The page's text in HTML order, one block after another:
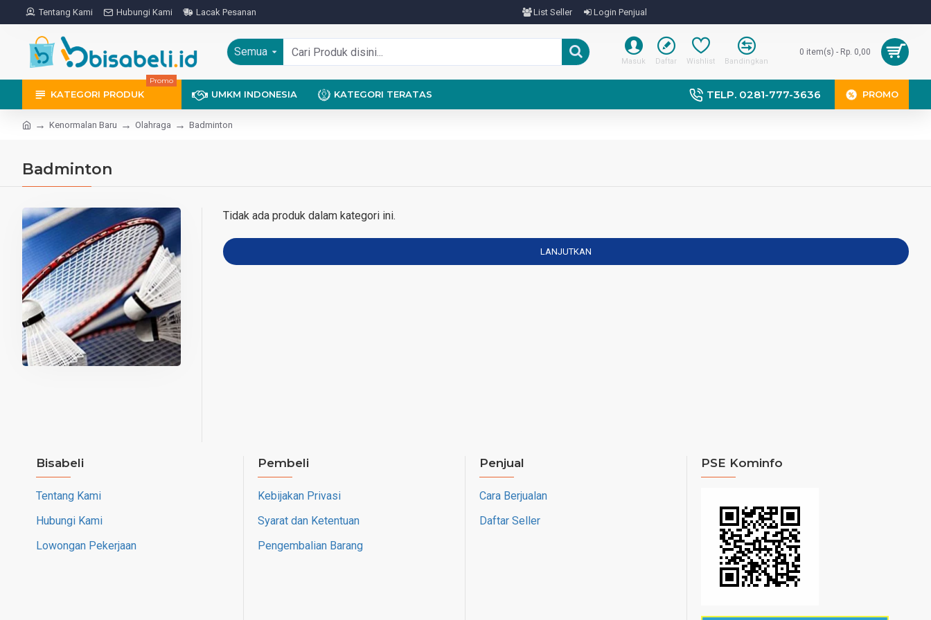
Tentang Kami Hubungi Kami Lacak Pesanan List Seller Login Penjual
Semua
Masuk Daftar Wishlist Bandingkan
0 item(s) - Rp. 0,00
KATEGORI PRODUK
Promo
UMKM INDONESIA KATEGORI TERATAS TELP. 0281-777-3636 PROMO
Kenormalan Baru Olahraga Badminton
Badminton
Tidak ada produk dalam kategori ini.
LANJUTKAN
Bisabeli
Tentang Kami
Hubungi Kami
Lowongan Pekerjaan
Pembeli
Kebijakan Privasi
Syarat dan Ketentuan
Pengembalian Barang
Penjual
Cara Berjualan
Daftar Seller
PSE Kominfo